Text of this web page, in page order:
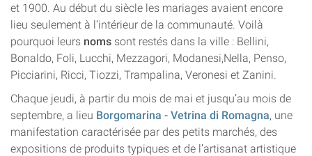
et 1900. Au début du siècle les mariages avaient encore
lieu seulement à l’intérieur de la communauté. Voilà
pourquoi leurs noms sont restés dans la ville : Bellini,
Bonaldo, Foli, Lucchi, Mezzagori, Modanesi,Nella, Penso,
Picciarini, Ricci, Tiozzi, Trampalina, Veronesi et Zanini.
Chaque jeudi, à partir du mois de mai et jusqu’au mois de
septembre, a lieu Borgomarina - Vetrina di Romagna, une
manifestation caractérisée par des petits marchés, des
expositions de produits typiques et de l’artisanat artistique